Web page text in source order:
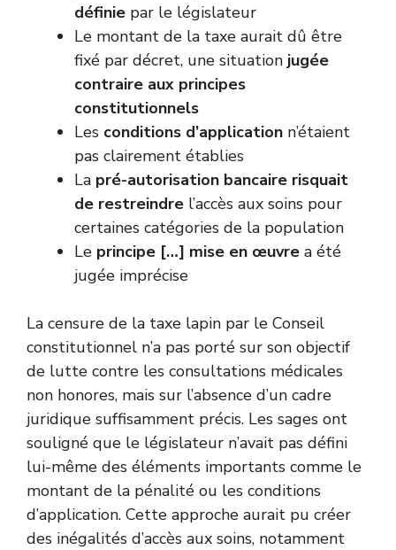
définie par le législateur
Le montant de la taxe aurait dû être
fixé par décret, une situation jugée
contraire aux principes
constitutionnels
Les conditions d’application n’étaient
pas clairement établies
La pré-autorisation bancaire risquait
de restreindre l’accès aux soins pour
certaines catégories de la population
Le principe […] mise en œuvre a été
jugée imprécise
La censure de la taxe lapin par le Conseil
constitutionnel n’a pas porté sur son objectif
de lutte contre les consultations médicales
non honores, mais sur l’absence d’un cadre
juridique suffisamment précis. Les sages ont
souligné que le législateur n’avait pas défini
lui-même des éléments importants comme le
montant de la pénalité ou les conditions
d’application. Cette approche aurait pu créer
des inégalités d’accès aux soins, notamment